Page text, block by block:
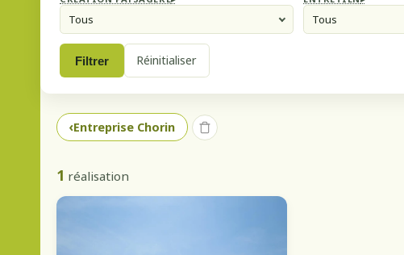
Tous Tous
Filtrer Réinitialiser
Entreprise Chorin
1 réalisation